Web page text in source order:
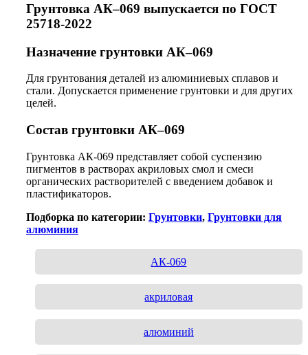
Грунтовка АК–069 выпускается по ГОСТ
25718-2022
Назначение грунтовки АК–069
Для грунтования деталей из алюминиевых сплавов и
стали. Допускается применение грунтовки и для других
целей.
Состав грунтовки АК–069
Грунтовка АК-069 представляет собой суспензию
пигментов в растворах акриловых смол и смеси
органических растворителей с введением добавок и
пластификаторов.
Подборка по категории: Грунтовки, Грунтовки для
алюминия
АК-069
акриловая
алюминий